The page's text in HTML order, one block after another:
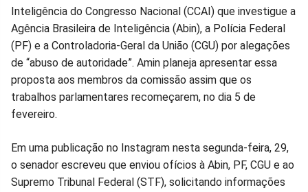
Inteligência do Congresso Nacional (CCAI) que investigue a
Agência Brasileira de Inteligência (Abin), a Polícia Federal
(PF) e a Controladoria-Geral da União (CGU) por alegações
de “abuso de autoridade”. Amin planeja apresentar essa
proposta aos membros da comissão assim que os
trabalhos parlamentares recomeçarem, no dia 5 de
fevereiro.
Em uma publicação no Instagram nesta segunda-feira, 29,
o senador escreveu que enviou ofícios à Abin, PF, CGU e ao
Supremo Tribunal Federal (STF), solicitando informações